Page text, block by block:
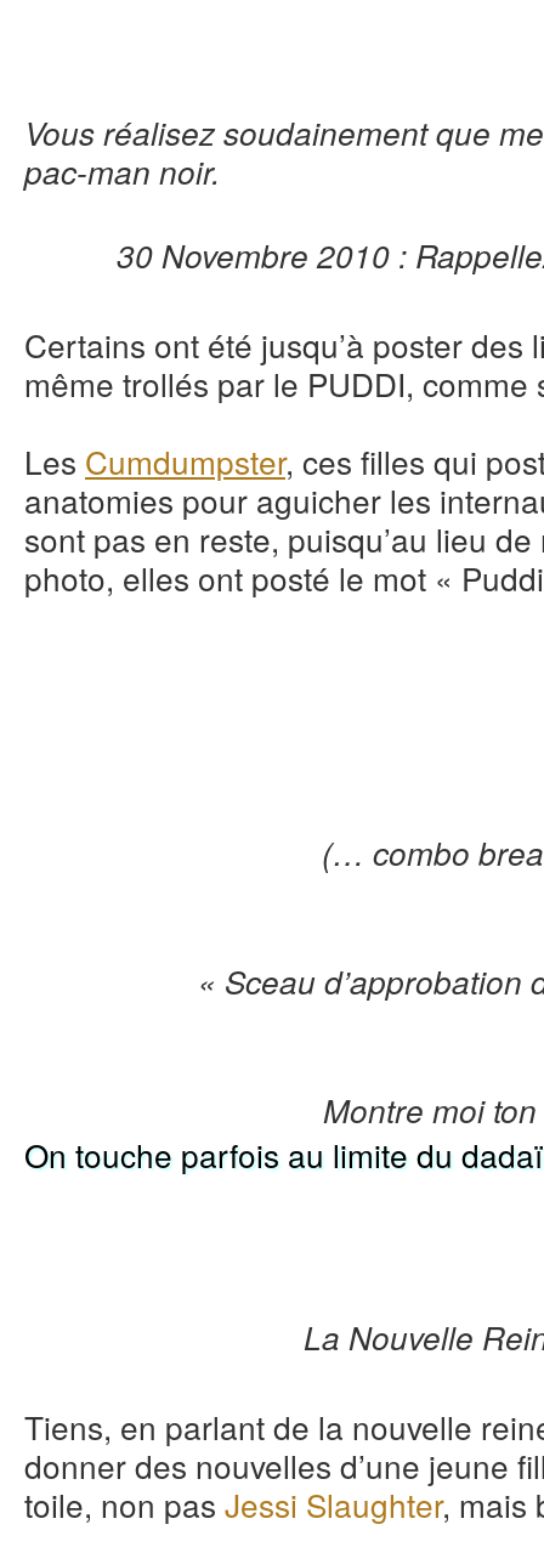
Vous réalisez soudainement que
pac-man noir.
30 Novembre 2010 :
Certains ont été jusqu’à poster des
même trollés par le PUDDI,
Les Cumdumpster, ces filles qui
anatomies pour aguicher les
sont pas en reste, puisqu’au lieu
photo, elles ont posté le mot «
(… combo
« Sceau d’approbation
Montre moi
On touche parfois au limite du
La Nouvelle
Tiens, en parlant de la nouvelle
donner des nouvelles d’une jeune
toile, non pas Jessi Slaughter, mais